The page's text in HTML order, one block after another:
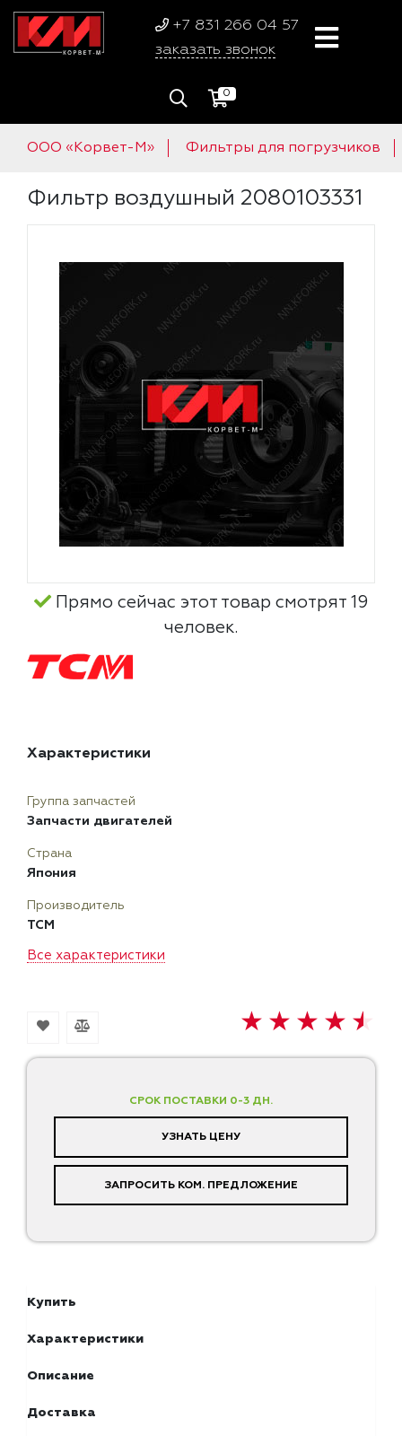
+7 831 266 04 57
заказать звонок
0
ООО «Корвет-М» Фильтры для погрузчиков
Фильтр воздушный 2080103331
СРОК ПОСТАВКИ 0-3 ДН.
УЗНАТЬ ЦЕНУ
ЗАПРОСИТЬ КОМ. ПРЕДЛОЖЕНИЕ
Прямо сейчас этот товар смотрят 19
человек.
Характеристики
Все характеристики
Группа запчастей
Запчасти двигателей
Страна
Япония
Производитель
TCM
Купить
Характеристики
Описание
Доставка